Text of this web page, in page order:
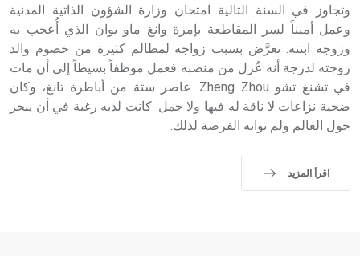
وتجاوز في السنة التالية امتحان وزارة الشؤون الذاتية المدنية
وعمل أميناً لسر المقاطعة بإمرة وانغ ماو يوان الذي أُعجب به
وزوجه ابنته. تعرَّض بسبب زواجه لمظالم كثيرة من خصوم والد
زوجته لدرجة أنه عُزل من منصبه فعمل موظفاً بسيطاً إلى أن مات
في تشنغ تشو Zheng Zhou. عاصر ستة من أباطرة تانغ، وكان
ضحية نزاعات لا ناقة له فيها ولا جمل. كانت لديه رغبة في أن يبحر
حول العالم ولم تواته الفرصة لذلك.
اقرأ المزيد